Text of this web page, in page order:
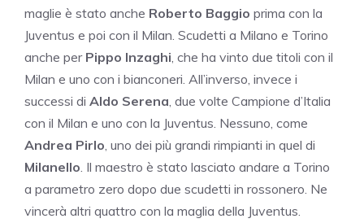
maglie è stato anche Roberto Baggio prima con la
Juventus e poi con il Milan. Scudetti a Milano e Torino
anche per Pippo Inzaghi , che ha vinto due titoli con il
Milan e uno con i bianconeri. All’inverso, invece i
successi di Aldo Serena , due volte Campione d’Italia
con il Milan e uno con la Juventus. Nessuno, come
Andrea Pirlo , uno dei più grandi rimpianti in quel di
Milanello . Il maestro è stato lasciato andare a Torino
a parametro zero dopo due scudetti in rossonero. Ne
vincerà altri quattro con la maglia della Juventus.